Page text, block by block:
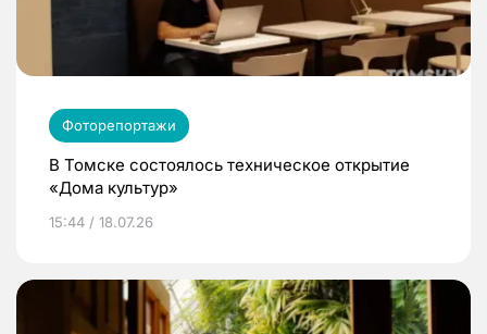
Фоторепортажи
В Томске состоялось техническое открытие
«Дома культур»
15:44 / 18.07.26